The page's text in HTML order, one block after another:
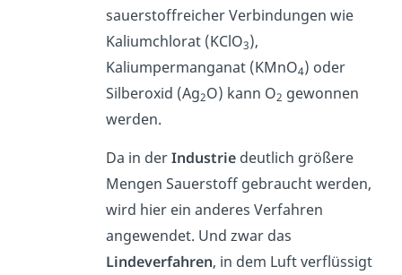
sauerstoffreicher Verbindungen wie
Kaliumchlorat (KClO3),
Kaliumpermanganat (KMnO4) oder
Silberoxid (Ag2O) kann O2 gewonnen
werden.
Da in derIndustriedeutlich größere
Mengen Sauerstoff gebraucht werden,
wird hier ein anderes Verfahren
angewendet. Und zwar das
Lindeverfahren, in dem Luft verflüssigt